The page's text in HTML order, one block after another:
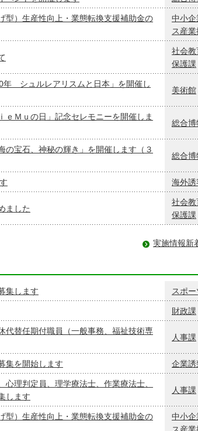
型）生産性向上・業態転換支援補助金の
中小
ス産
社会
保護課
年 シュルレアリスムと日本」を開催し
美術館
Ｍｕの日」記念セレモニーを開催しま
総合博
宝石、神秘の輝き」を開催します（３
総合博
海外誘
ました
社会
保護課
実施情報新
集します スポ
財政課
代替任期付職員（一般事務、福祉技術専
人事課
集を開始します 企業誘
心理判定員、理学療法士、作業療法士、
します
人事課
型）生産性向上・業態転換支援補助金の
中小
ス産